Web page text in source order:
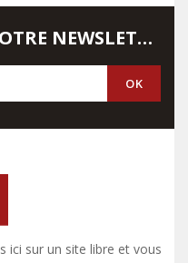
INSCRIVEZ-VOUS À NOTRE NEWSLETTER
sur un site libre et vous y